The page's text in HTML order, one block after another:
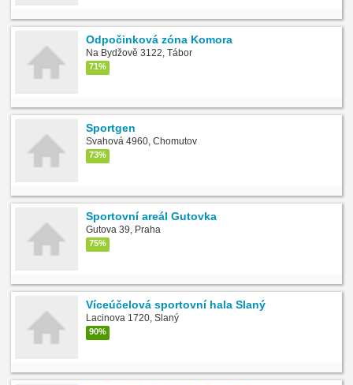
Odpočinková zóna Komora
Na Bydžově 3122, Tábor
71%
Sportgen
Svahová 4960, Chomutov
73%
Sportovní areál Gutovka
Gutova 39, Praha
75%
Víceúčelová sportovní hala Slaný
Lacinova 1720, Slaný
90%